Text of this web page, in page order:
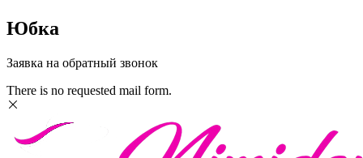
Юбка
Заявка на обратный звонок
There is no requested mail form.